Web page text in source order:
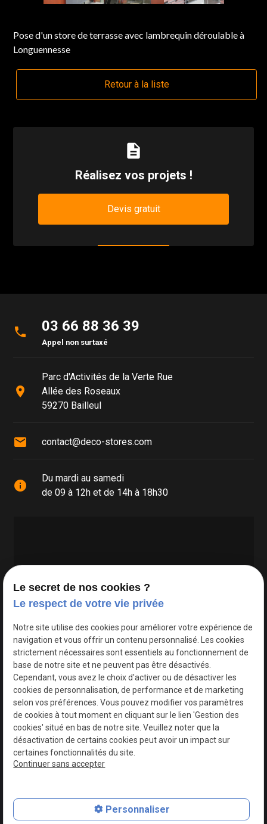
Pose d'un store de terrasse avec lambrequin déroulable à
Longuennesse
Retour à la liste
description
Réalisez vos projets !
Devis gratuit
phone 03 66 88 36 39
Appel non surtaxé
place
Parc d'Activités de la Verte Rue
Allée des Roseaux
59270 Bailleul
mail contact@deco-stores.com
info
Du mardi au samedi
de 09 à 12h et de 14h à 18h30
Google Maps Search API est désactivé.
Plan du site
Le secret de nos cookies ?
Le respect de votre vie privée
Notre site utilise des cookies pour améliorer votre expérience de
navigation et vous offrir un contenu personnalisé. Les cookies
strictement nécessaires sont essentiels au fonctionnement de
base de notre site et ne peuvent pas être désactivés.
Cependant, vous avez le choix d'activer ou de désactiver les
cookies de personnalisation, de performance et de marketing
selon vos préférences. Vous pouvez modifier vos paramètres
de cookies à tout moment en cliquant sur le lien 'Gestion des
cookies' situé en bas de notre site. Veuillez noter que la
désactivation de certains cookies peut avoir un impact sur
certaines fonctionnalités du site.
Continuer sans accepter
Personnaliser